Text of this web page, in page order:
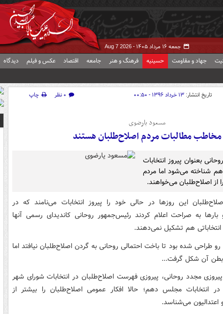
جمعه ۱۶ مرداد ۱۴۰۵ - Aug 7 2026
جهاد و مقاومت حسینیه فرهنگ و هنر جامعه اقتصاد عکس و فیلم دیدگاه
تاریخ انتشار: ۱۳ خرداد ۱۳۹۶ - ۰۰:۵۰ ۰ نظر
چاپ
مسعود یارضوی
مخاطب مطالبات مردم اصلاح‌طلبان هستند
بعنوان پیروز انتخابات
شناخته می‌شود اما مردم
از اصلاح‌طلبان می‌خواهند.
این روزها در حالی خود را پیروز انتخابات می‌نامند که در
و بارها به صراحت اعلام کردند رئیس‌جمهور روحانی کاندیدای رسمی آنها
هم تشکیل نمی‌دهند.
طراحی شده بود تا باخت احتمالی روحانی به گردن اصلاح‌طلبان نیافتد اما
بطن آن شکل گرفت...
پیروزی مجدد روحانی، پیروزی فهرست اصلاح‌طلبان در انتخابات شورای شهر
در انتخابات مجلس دهم؛ حالا افکار عمومی اصلاح‌طلبان را بیشتر از
می‌شناسد.